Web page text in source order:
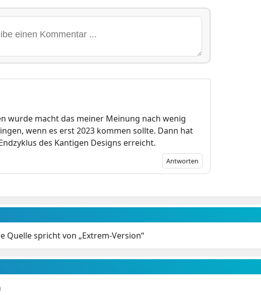
wurde macht das meiner Meinung nach wenig
wenn es erst 2023 kommen sollte. Dann hat
des Kantigen Designs erreicht.
Antworten
Quelle spricht von „Extrem-Version“